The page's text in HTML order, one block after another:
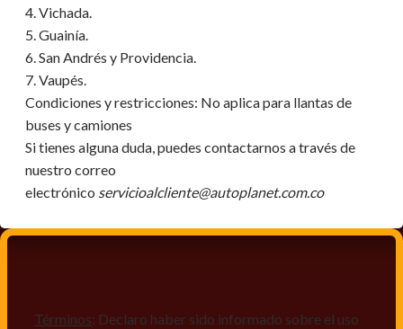
4. Vichada.
5. Guainía.
6. San Andrés y Providencia.
7. Vaupés.
Condiciones y restricciones: No aplica para llantas de
buses y camiones
Si tienes alguna duda, puedes contactarnos a través de
nuestro correo
electrónico servicioalcliente@autoplanet.com.co
Términos: Declaro haber sido informado sobre el uso